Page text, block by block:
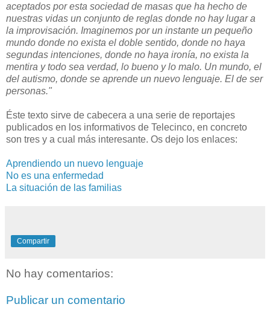
aceptados por esta sociedad de masas que ha hecho de
nuestras vidas un conjunto de reglas donde no hay lugar a
la improvisación. Imaginemos por un instante un pequeño
mundo donde no exista el doble sentido, donde no haya
segundas intenciones, donde no haya ironía, no exista la
mentira y todo sea verdad, lo bueno y lo malo. Un mundo, el
del autismo, donde se aprende un nuevo lenguaje. El de ser
personas."
Éste texto sirve de cabecera a una serie de reportajes
publicados en los informativos de Telecinco, en concreto
son tres y a cual más interesante. Os dejo los enlaces:
Aprendiendo un nuevo lenguaje
No es una enfermedad
La situación de las familias
Compartir
No hay comentarios:
Publicar un comentario